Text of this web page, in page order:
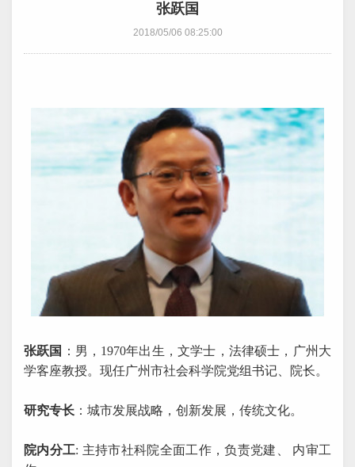
张跃国
2018/05/06 08:25:00
张跃国 ：男，1970年出生，文学士，法律硕士，广州大
学客座教授。现任广州市社会科学院党组书记、院长。
研究专长 ：城市发展战略，创新发展，传统文化。
院内分工: 主持市社科院全面工作，负责党建、 内审工